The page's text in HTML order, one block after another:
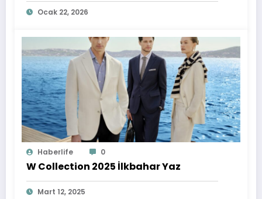
Ocak 22, 2026
Haberlife 0
W Collection 2025 İlkbahar Yaz
Mart 12, 2025